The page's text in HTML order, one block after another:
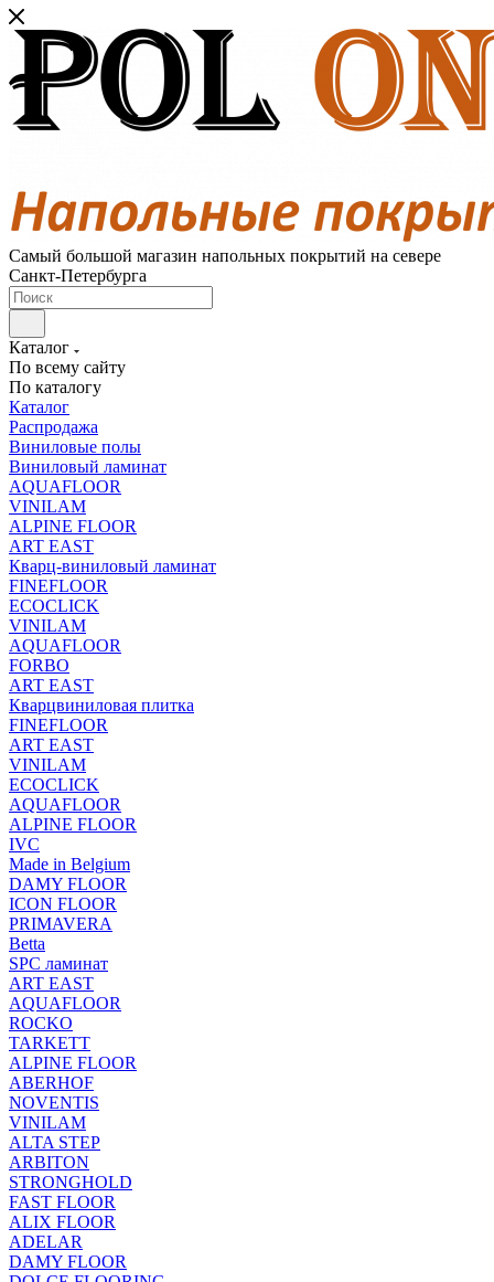
Самый большой магазин напольных покрытий на севере
Санкт-Петербурга
Каталог
По всему сайту
По каталогу
Каталог
Распродажа
Виниловые полы
Виниловый ламинат
AQUAFLOOR
VINILAM
ALPINE FLOOR
ART EAST
Кварц-виниловый ламинат
FINEFLOOR
ECOCLICK
VINILAM
AQUAFLOOR
FORBO
ART EAST
Кварцвиниловая плитка
FINEFLOOR
ART EAST
VINILAM
ECOCLICK
AQUAFLOOR
ALPINE FLOOR
IVC
Made in Belgium
DAMY FLOOR
ICON FLOOR
PRIMAVERA
Betta
SPC ламинат
ART EAST
AQUAFLOOR
ROCKO
TARKETT
ALPINE FLOOR
ABERHOF
NOVENTIS
VINILAM
ALTA STEP
ARBITON
STRONGHOLD
FAST FLOOR
ALIX FLOOR
ADELAR
DAMY FLOOR